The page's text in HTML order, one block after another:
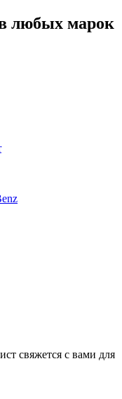
любых марок
свяжется с вами для